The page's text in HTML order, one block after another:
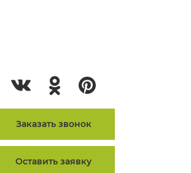
Заказать звонок
Оставить заявку